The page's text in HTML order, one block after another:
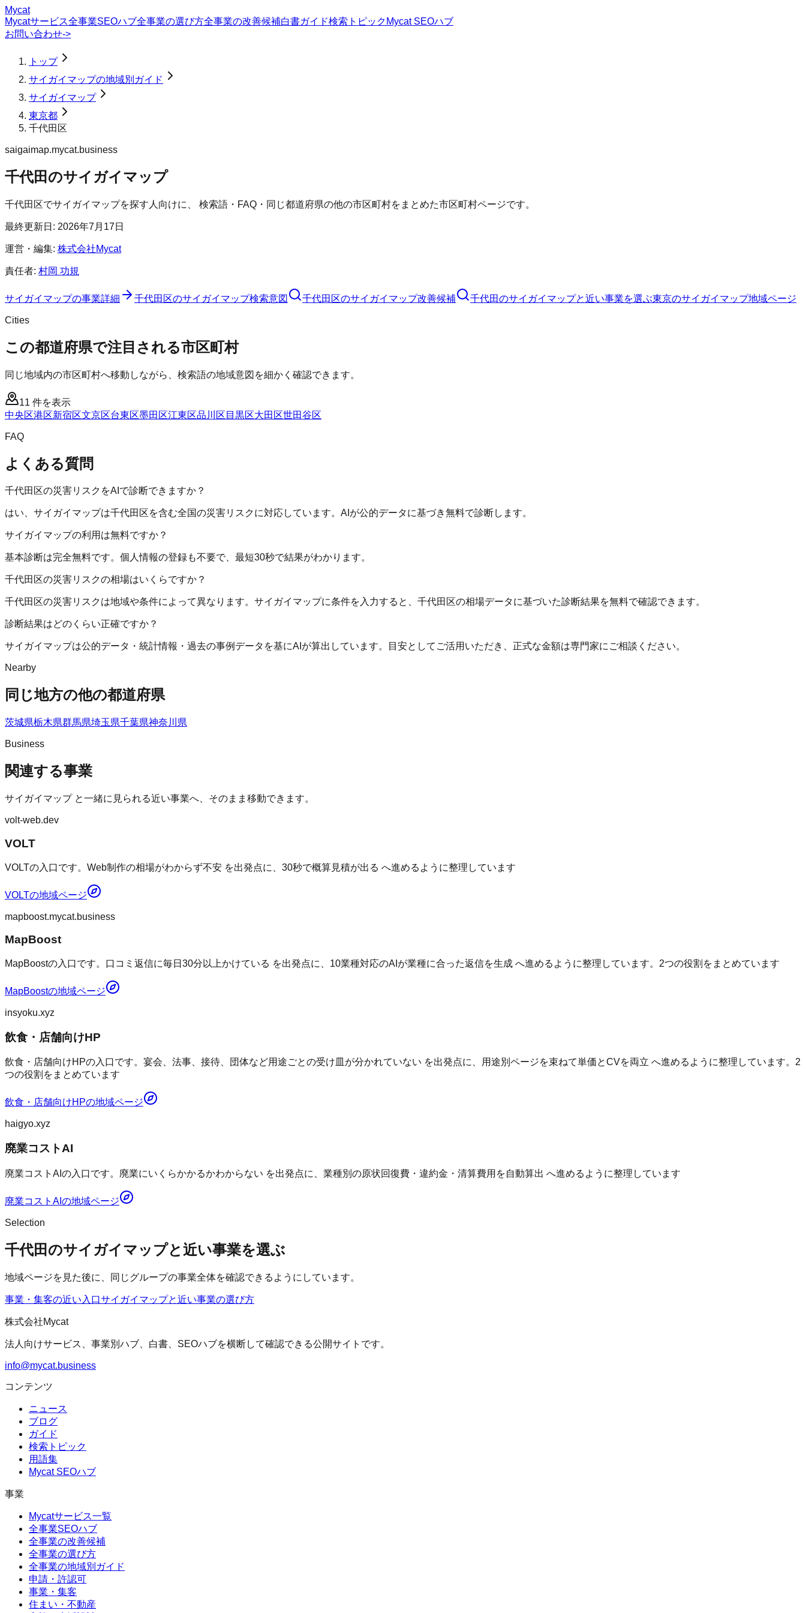
Mycat
Mycatサービス全事業SEOハブ全事業の選び方全事業の改善候補白書ガイド検索トピック Mycat SEOハブ
お問い合わせ->
トップ
サイガイマップの地域別ガイド
サイガイマップ
東京都
千代田区
saigaimap.mycat.business
千代田のサイガイマップ
千代田区でサイガイマップを探す人向けに、 検索語・FAQ・同じ都道府県の他の市区町村をまとめた市区町村ページです。
最終更新日: 2026年7月17日
運営・編集: 株式会社Mycat
責任者: 村岡 功規
サイガイマップの事業詳細 千代田区のサイガイマップ検索意図 千代田区のサイガイマップ改善候補 千代田のサイガイマップと近い事業を選ぶ東京のサイガイマップ地域ページ
Cities
この都道府県で注目される市区町村
同じ地域内の市区町村へ移動しながら、検索語の地域意図を細かく確認できます。
11 件を表示
中央区港区新宿区文京区台東区墨田区江東区品川区 目黒区大田区世田谷区
FAQ
よくある質問
千代田区の災害リスクをAIで診断できますか？
はい、サイガイマップは千代田区を含む全国の災害リスクに対応しています。AIが公的データに基づき無料で診断します。
サイガイマップの利用は無料ですか？
基本診断は完全無料です。個人情報の登録も不要で、最短30秒で結果がわかります。
千代田区の災害リスクの相場はいくらですか？
千代田区の災害リスクは地域や条件によって異なります。サイガイマップに条件を入力すると、千代田区の相場データに基づいた診断結果を無料で確認できます。
診断結果はどのくらい正確ですか？
サイガイマップは公的データ・統計情報・過去の事例データを基にAIが算出しています。目安としてご活用いただき、正式な金額は専門家にご相談ください。
Nearby
同じ地方の他の都道府県
茨城県栃木県群馬県埼玉県千葉県神奈川県
Business
関連する事業
サイガイマップと一緒に見られる近い事業へ、そのまま移動できます。
volt-web.dev
VOLT
VOLTの入口です。Web制作の相場がわからず不安 を出発点に、30秒で概算見積が出る へ進めるように整理しています
VOLTの地域ページ
mapboost.mycat.business
MapBoost
MapBoostの入口です。口コミ返信に毎日30分以上かけている を出発点に、10業種対応のAIが業種に合った返信を生成 へ進めるように整理しています。2つの役割をまとめています
MapBoostの地域ページ
insyoku.xyz
飲食・店舗向けHP
飲食・店舗向けHPの入口です。宴会、法事、接待、団体など用途ごとの受け皿が分かれていない を出発点に、用途別ページを束ねて単価とCVを両立 へ進めるように整理しています。2
つの役割をまとめています
飲食・店舗向けHPの地域ページ
haigyo.xyz
廃業コストAI
廃業コストAIの入口です。廃業にいくらかかるかわからない を出発点に、業種別の原状回復費・違約金・清算費用を自動算出 へ進めるように整理しています
廃業コストAI の地域ページ
Selection
千代田のサイガイマップと近い事業を選ぶ
地域ページを見た後に、同じグループの事業全体を確認できるようにしています。
事業・集客の近い入口サイガイマップと近い事業の選び方
株式会社Mycat
法人向けサービス、事業別ハブ、白書、SEOハブを横断して確認できる公開サイトです。
info@mycat.business
コンテンツ
ニュース
ブログ
ガイド
検索トピック
用語集
Mycat SEOハブ
事業
Mycatサービス一覧
全事業SEOハブ
全事業の改善候補
全事業の選び方
全事業の地域別ガイド
申請・許認可
事業・集客
住まい・不動産